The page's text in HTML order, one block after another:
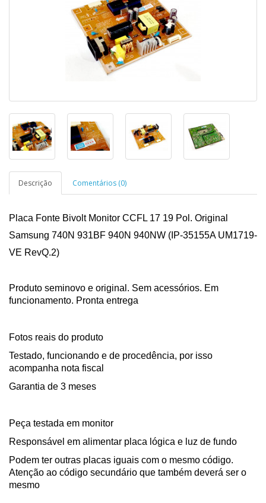
Descrição Comentários (0)
Placa Fonte Bivolt Monitor CCFL 17 19 Pol. Original
Samsung 740N 931BF 940N 940NW (IP-35155A UM1719-
VE RevQ.2)
Produto seminovo e original. Sem acessórios. Em
funcionamento. Pronta entrega
Fotos reais do produto
Testado, funcionando e de procedência, por isso
acompanha nota fiscal
Garantia de 3 meses
Peça testada em monitor
Responsável em alimentar placa lógica e luz de fundo
Podem ter outras placas iguais com o mesmo código.
Atenção ao código secundário que também deverá ser o
mesmo